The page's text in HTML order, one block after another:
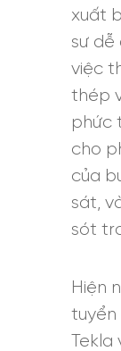
xuất
sư dễ
việc
thép
phức
cho
của
sát,
sót
Hiện
tuyển